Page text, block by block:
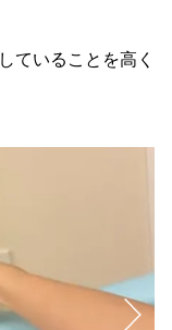
していることを高く